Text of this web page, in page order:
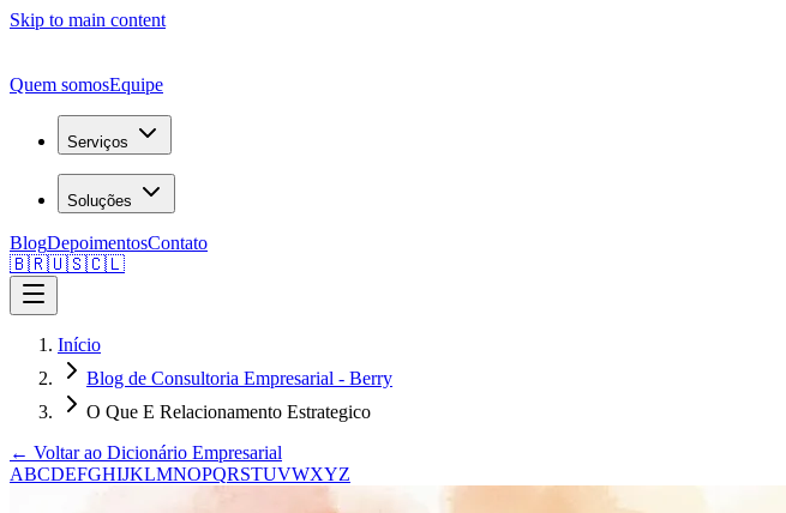
Skip to main content
Quem somosEquipe
Serviços
Soluções
BlogDepoimentosContato
🇧🇷🇺🇸🇨🇱
Início
Blog de Consultoria Empresarial - Berry
O Que E Relacionamento Estrategico
← Voltar ao Dicionário Empresarial
ABCDEFGHIJKLMNOPQRSTUVWXYZ